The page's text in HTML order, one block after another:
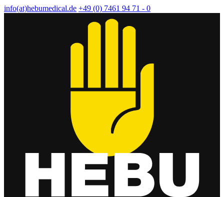
info(at)hebumedical.de +49 (0) 7461 94 71 - 0